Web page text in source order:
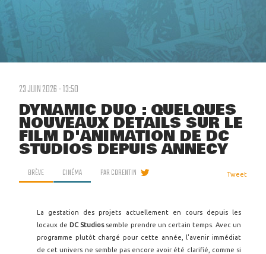
23 JUIN 2026 - 13:50
DYNAMIC DUO : QUELQUES
NOUVEAUX DÉTAILS SUR LE
FILM D'ANIMATION DE DC
STUDIOS DEPUIS ANNECY
BRÈVE CINÉMA PARCORENTIN Tweet
La gestation des projets actuellement en cours depuis les
locaux de DC Studiossemble prendre un certain temps. Avec un
programme plutôt chargé pour cette année, l'avenir immédiat
de cet univers ne semble pas encore avoir été clarifié, comme si